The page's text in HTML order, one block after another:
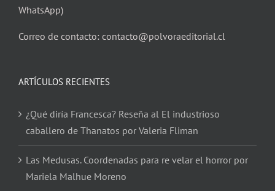
WhatsApp)
Correo de contacto: contacto@polvoraeditorial.cl
ARTÍCULOS RECIENTES
¿Qué diría Francesca? Reseña al El industrioso
caballero de Thanatos por Valeria Fliman
Las Medusas. Coordenadas para re velar el horror por
Mariela Malhue Moreno